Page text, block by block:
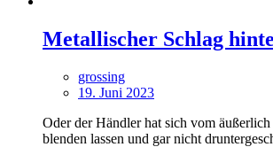
Metallischer Schlag
grossing
19. Juni 2023
Oder der Händler hat sich vom äußerlich
blenden lassen und gar nicht